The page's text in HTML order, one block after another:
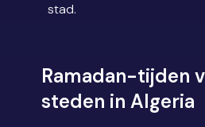
stad.
Ramadan-tijden
steden in Algeria